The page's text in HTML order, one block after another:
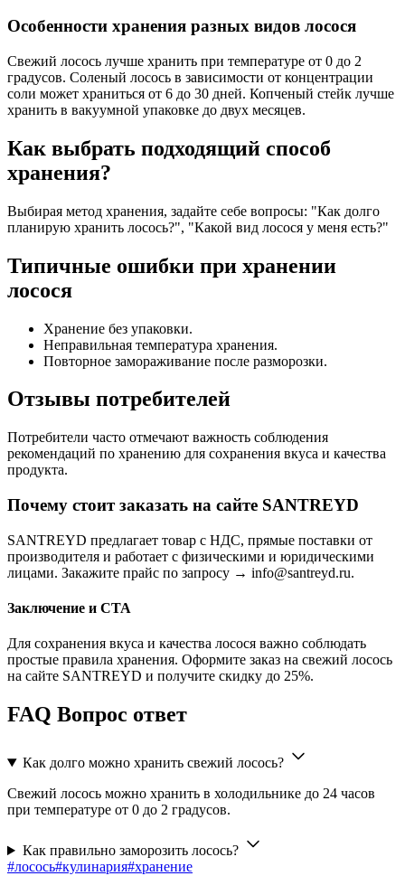
Особенности хранения разных видов лосося
Свежий лосось лучше хранить при температуре от 0 до 2
градусов. Соленый лосось в зависимости от концентрации
соли может храниться от 6 до 30 дней. Копченый стейк лучше
хранить в вакуумной упаковке до двух месяцев.
Как выбрать подходящий способ
хранения?
Выбирая метод хранения, задайте себе вопросы: "Как долго
планирую хранить лосось?", "Какой вид лосося у меня есть?"
Типичные ошибки при хранении
лосося
Хранение без упаковки.
Неправильная температура хранения.
Повторное замораживание после разморозки.
Отзывы потребителей
Потребители часто отмечают важность соблюдения
рекомендаций по хранению для сохранения вкуса и качества
продукта.
Почему стоит заказать на сайте SANTREYD
SANTREYD предлагает товар с НДС, прямые поставки от
производителя и работает с физическими и юридическими
лицами. Закажите прайс по запросу → info@santreyd.ru.
Заключение и CTA
Для сохранения вкуса и качества лосося важно соблюдать
простые правила хранения. Оформите заказ на свежий лосось
на сайте SANTREYD и получите скидку до 25%.
FAQ Вопрос ответ
Как долго можно хранить свежий лосось?
Свежий лосось можно хранить в холодильнике до 24 часов
при температуре от 0 до 2 градусов.
Как правильно заморозить лосось?
#лосось#кулинария#хранение